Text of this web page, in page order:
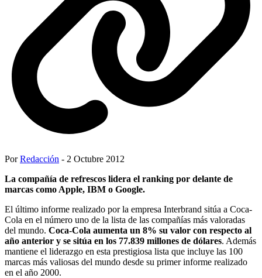
PorRedacción - 2 Octubre 2012
La compañía de refrescos lidera el ranking por delante de
marcas como Apple, IBM o Google.
El último informe realizado por la empresa Interbrand sitúa a Coca-
Cola en el número uno de la lista de las compañías más valoradas
del mundo. Coca-Cola aumenta un 8% su valor con respecto al
año anterior y se sitúa en los 77.839 millones de dólares. Además
mantiene el liderazgo en esta prestigiosa lista que incluye las 100
marcas más valiosas del mundo desde su primer informe realizado
en el año 2000.